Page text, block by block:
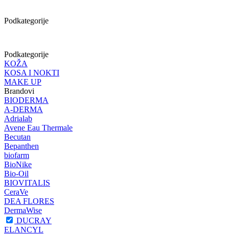
Podkategorije
Podkategorije
KOŽA
KOSA I NOKTI
MAKE UP
Brandovi
BIODERMA
A-DERMA
Adrialab
Avene Eau Thermale
Becutan
Bepanthen
biofarm
BioNike
Bio-Oil
BIOVITALIS
CeraVe
DEA FLORES
DermaWise
DUCRAY
ELANCYL